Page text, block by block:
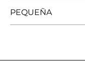
PEQUEÑA